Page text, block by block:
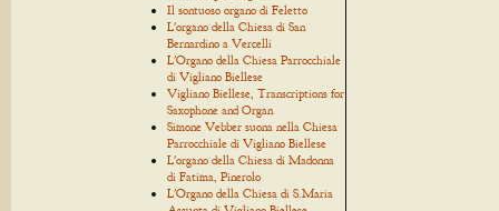
Il sontuoso organo di Feletto
L'organo della Chiesa di San
Bernardino a Vercelli
L'Organo della Chiesa Parrocchiale
di Vigliano Biellese
Vigliano Biellese, Transcriptions for
Saxophone and Organ
Simone Vebber suona nella Chiesa
Parrocchiale di Vigliano Biellese
L'organo della Chiesa di Madonna
di Fatima, Pinerolo
L'Organo della Chiesa di S.Maria